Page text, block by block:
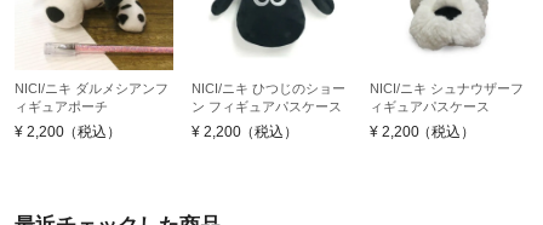
NICI/ニキ ダルメシアンフ
ィギュアポーチ
¥ 2,200（税込）
NICI/ニキ ひつじのショー
ン フィギュアパスケース
¥ 2,200（税込）
NICI/ニキ シュナウザーフ
ィギュアパスケース
¥ 2,200（税込）